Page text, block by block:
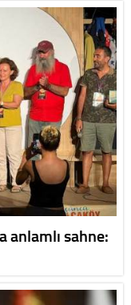
anlamlı sahne: